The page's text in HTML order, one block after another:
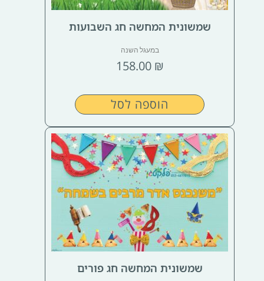
שמשונית המחשה חג השבועות
במעגל השנה
158.00 ₪
הוספה לסל
שמשונית המחשה חג פורים